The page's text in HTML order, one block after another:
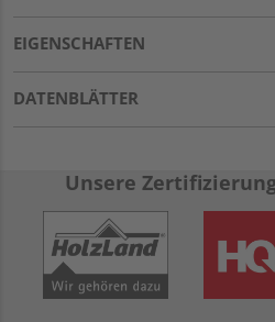
EIGENSCHAFTEN
DATENBLÄTTER
Unsere